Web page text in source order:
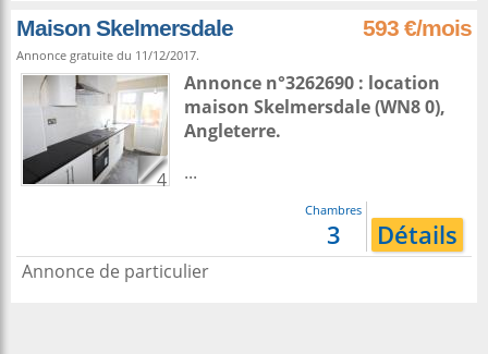
Maison Skelmersdale 593 €/mois
Annonce gratuite du 11/12/2017.
4
Annonce n°3262690 : location
maison Skelmersdale(WN8 0),
Angleterre.
...
Chambres
3 Détails
Annonce de particulier